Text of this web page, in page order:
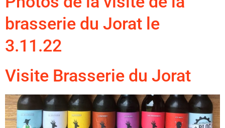
brasserie du Jorat le
3.11.22
Visite Brasserie du Jorat